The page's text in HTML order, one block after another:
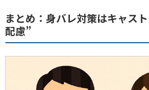
まとめ：身バレ対策はキャス
配慮”